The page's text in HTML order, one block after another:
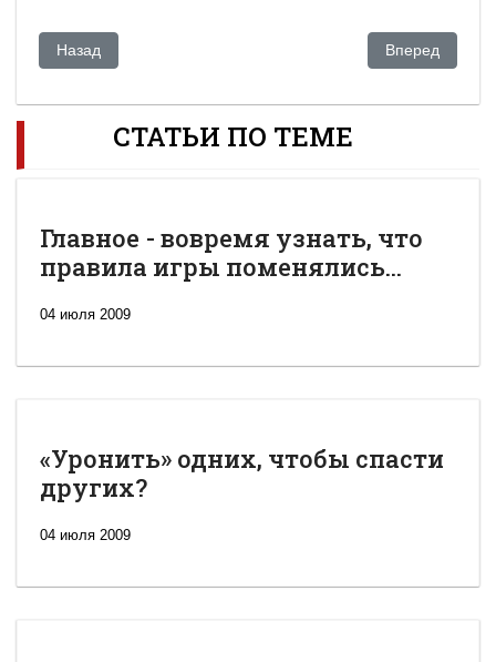
Предыдущий: Красная волна
Назад Следующий:
Вперед
СТАТЬИ ПО ТЕМЕ
Главное - вовремя узнать, что
правила игры поменялись...
04 июля 2009
«Уронить» одних, чтобы спасти
других?
04 июля 2009